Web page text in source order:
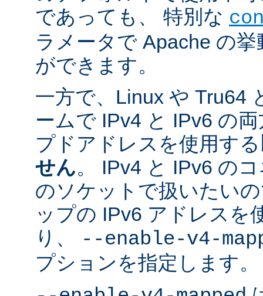
であっても、 特別な
ラメータで Apache の
ができます。
一方で、Linux や Tru64
ームで IPv4 と IPv6 の
プドアドレスを使用する
せん。 IPv4 と IPv6 の
のソケットで扱いたい
ップの IPv6 アドレスを
り、
--enable-v4-
プションを指定します。